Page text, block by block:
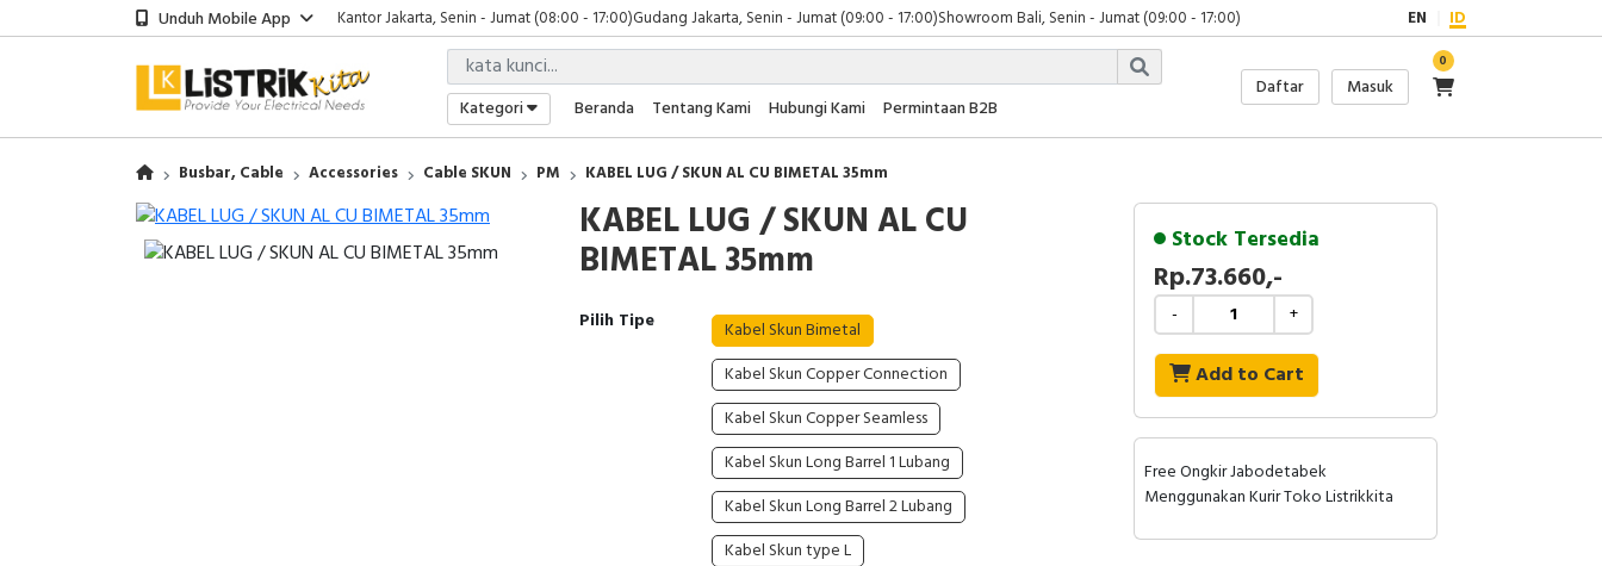
Unduh Mobile App Kantor Jakarta, Senin - Jumat (08:00 - 17:00)Gudang Jakarta, Senin - Jumat (09:00 - 17:00)Showroom Bali, Senin - Jumat (09:00 - 17:00) EN ID
Kategori Beranda Tentang Kami Hubungi Kami Permintaan B2B
Daftar Masuk
0
Busbar, Cable Accessories Cable SKUN PM KABEL LUG / SKUN AL CU BIMETAL 35mm
KABEL LUG / SKUN AL CU
BIMETAL 35mm
Pilih Tipe
Kabel Skun Bimetal
Kabel Skun Copper Connection
Kabel Skun Copper Seamless
Kabel Skun Long Barrel 1 Lubang
Kabel Skun Long Barrel 2 Lubang
Kabel Skun type L
Stock Tersedia
Rp.73.660,-
- +
Add to Cart
Free Ongkir Jabodetabek
Menggunakan Kurir Toko Listrikkita